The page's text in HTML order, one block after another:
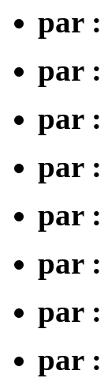
par :
par :
par :
par :
par :
par :
par :
par :